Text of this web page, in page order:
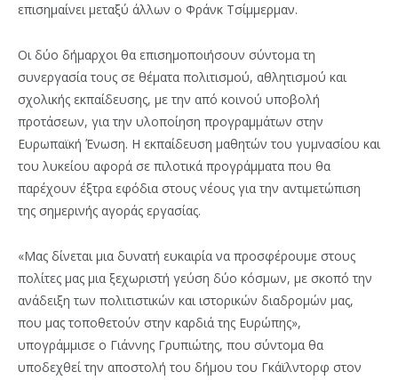
επισημαίνει μεταξύ άλλων ο Φράνκ Τσίμμερμαν.
Οι δύο δήμαρχοι θα επισημοποιήσουν σύντομα τη
συνεργασία τους σε θέματα πολιτισμού, αθλητισμού και
σχολικής εκπαίδευσης, με την από κοινού υποβολή
προτάσεων, για την υλοποίηση προγραμμάτων στην
Ευρωπαϊκή Ένωση. Η εκπαίδευση μαθητών του γυμνασίου και
του λυκείου αφορά σε πιλοτικά προγράμματα που θα
παρέχουν έξτρα εφόδια στους νέους για την αντιμετώπιση
της σημερινής αγοράς εργασίας.
«Μας δίνεται μια δυνατή ευκαιρία να προσφέρουμε στους
πολίτες μας μια ξεχωριστή γεύση δύο κόσμων, με σκοπό την
ανάδειξη των πολιτιστικών και ιστορικών διαδρομών μας,
που μας τοποθετούν στην καρδιά της Ευρώπης»,
υπογράμμισε ο Γιάννης Γρυπιώτης, που σύντομα θα
υποδεχθεί την αποστολή του δήμου του Γκάϊλντορφ στον